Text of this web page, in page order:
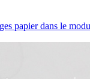
papier dans le